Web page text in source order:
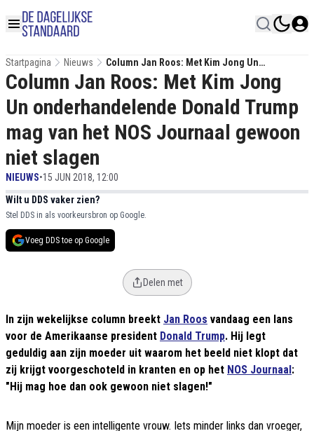
Startpagina Nieuws
Column Jan Roos: Met Kim Jong Un
Onderhandelende Donald Trump Mag Van Het
NOS Journaal Gewoon Niet Slagen
Column Jan Roos: Met Kim Jong
Un onderhandelende Donald Trump
mag van het NOS Journaal gewoon
niet slagen
NIEUWS•15 JUN 2018, 12:00
Wilt u DDS vaker zien?
Stel DDS in als voorkeursbron op Google.
Voeg DDS toe op Google
Delen met
In zijn wekelijkse column breekt Jan Roos vandaag een lans
voor de Amerikaanse president Donald Trump. Hij legt
geduldig aan zijn moeder uit waarom het beeld niet klopt dat
zij krijgt voorgeschoteld in kranten en op het NOS Journaal :
"Hij mag hoe dan ook gewoon niet slagen!"
Mijn moeder is een intelligente vrouw. Iets minder links dan vroeger,